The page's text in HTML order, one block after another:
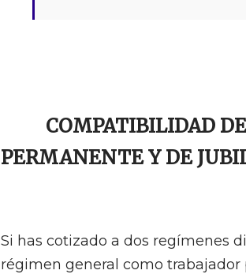
COMPATIBILIDAD
PERMANENTE Y DE
Si has cotizado a dos regímenes
régimen general como